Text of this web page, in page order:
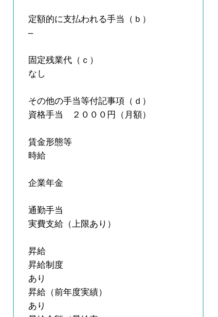
定額的に支払われる手当（ｂ）
–
固定残業代（ｃ）
なし
その他の手当等付記事項（ｄ）
資格手当 ２０００円（月額）
賃金形態等
時給
企業年金
通勤手当
実費支給（上限あり）
昇給
昇給制度
あり
昇給（前年度実績）
あり